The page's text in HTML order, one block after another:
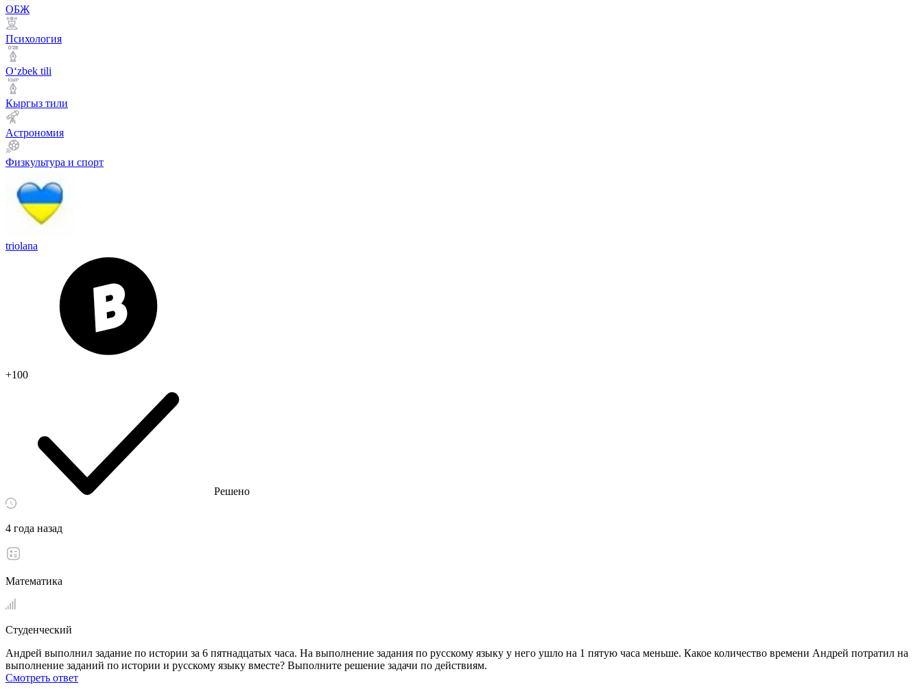
ОБЖ
Психология
Оʻzbek tili
Кыргыз тили
Астрономия
Физкультура и спорт
triolana
+100
Решено
4 года назад
Математика
Студенческий
Андрей выполнил задание по истории за 6 пятнадцатых часа. На выполнение задания по русскому языку у него ушло на 1 пятую часа меньше. Какое количество времени Андрей потратил на
выполнение заданий по истории и русскому языку вместе? Выполните решение задачи по действиям.
Смотреть ответ